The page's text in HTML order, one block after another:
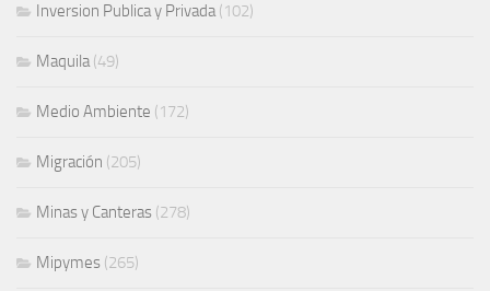
Inversion Publica y Privada(102)
Maquila(49)
Medio Ambiente (172)
Migración (205)
Minas y Canteras (278)
Mipymes (265)